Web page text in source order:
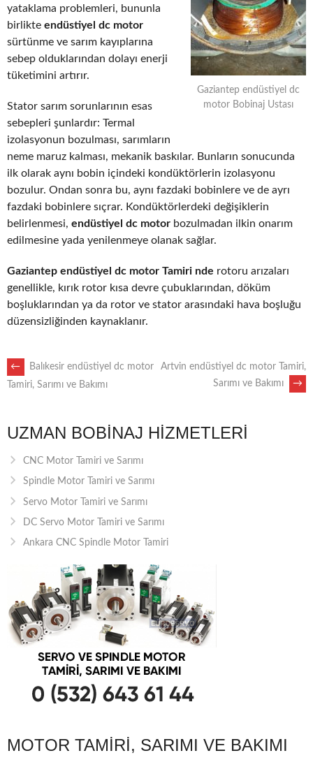
Gaziantep endüstiyel dc
motor Bobinaj Ustası
yataklama problemleri, bununla
birlikte endüstiyel dc motor
sürtünme ve sarım kayıplarına
sebep olduklarından dolayı enerji
tüketimini artırır.
Stator sarım sorunlarının esas
sebepleri şunlardır: Termal
izolasyonun bozulması, sarımların
neme maruz kalması, mekanik baskılar. Bunların sonucunda
ilk olarak aynı bobin içindeki kondüktörlerin izolasyonu
bozulur. Ondan sonra bu, aynı fazdaki bobinlere ve de ayrı
fazdaki bobinlere sıçrar. Kondüktörlerdeki değişiklerin
belirlenmesi, endüstiyel dc motor bozulmadan ilkin onarım
edilmesine yada yenilenmeye olanak sağlar.
Gaziantep endüstiyel dc motor Tamiri nde rotoru arızaları
genellikle, kırık rotor kısa devre çubuklarından, döküm
boşluklarından ya da rotor ve stator arasındaki hava boşluğu
düzensizliğinden kaynaklanır.
POST
←
Balıkesir endüstiyel dc motor
Tamiri, Sarımı ve Bakımı
Artvin endüstiyel dc motor Tamiri,
Sarımı ve Bakımı
→
UZMAN BOBINAJ HIZMETLERI
CNC Motor Tamiri ve Sarımı
Spindle Motor Tamiri ve Sarımı
Servo Motor Tamiri ve Sarımı
DC Servo Motor Tamiri ve Sarımı
Ankara CNC Spindle Motor Tamiri
MOTOR TAMIRI, SARIMI VE BAKIMI